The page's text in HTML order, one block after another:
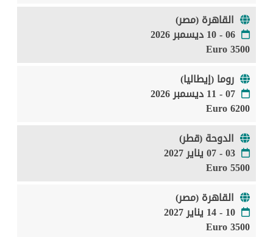
القاهرة (مصر)
06 - 10 ديسمبر 2026
3500 Euro
روما (إيطاليا)
07 - 11 ديسمبر 2026
6200 Euro
الدوحة (قطر)
03 - 07 يناير 2027
5500 Euro
القاهرة (مصر)
10 - 14 يناير 2027
3500 Euro